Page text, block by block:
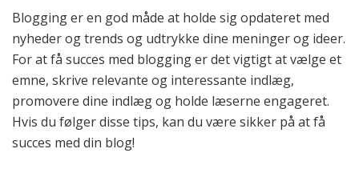
Blogging er en god måde at holde sig opdateret med
nyheder og trends og udtrykke dine meninger og ideer.
For at få succes med blogging er det vigtigt at vælge et
emne, skrive relevante og interessante indlæg,
promovere dine indlæg og holde læserne engageret.
Hvis du følger disse tips, kan du være sikker på at få
succes med din blog!